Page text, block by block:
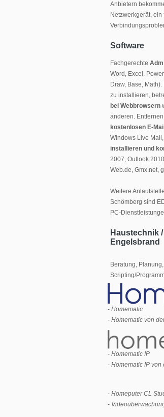
Anbietern
Netzwerkgerät,
Software
Fachgerechte
Word, Excel,
Draw, Base,
zu installieren,
bei Webbrowsern
anderen.
kostenlosen E-
Windows Live
installieren und
2007, Outlook
Web.de, Gmx.net,
Weitere
Schömberg sind
PC-
Haustechnik
Engelsbrand
Beratung,
Scripting/
- Homematic
- Homematic von
- Homematic IP
- Homematic IP von
- Homeputer CL
-